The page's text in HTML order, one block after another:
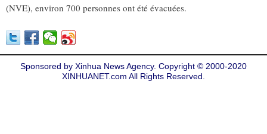
(NVE), environ 700 personnes ont été évacuées.
Sponsored by Xinhua News Agency. Copyright © 2000-2020
XINHUANET.com All Rights Reserved.